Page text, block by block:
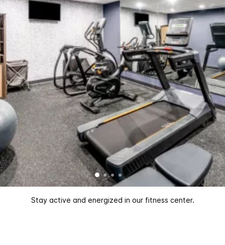
Stay active and energized in our fitness center.